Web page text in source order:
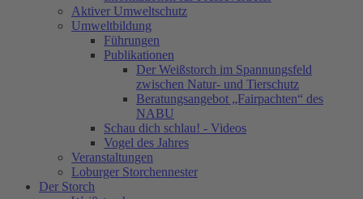
Aktiver Umweltschutz
Umweltbildung
Führungen
Publikationen
Der Weißstorch im Spannungsfeld
zwischen Natur- und Tierschutz
Beratungsangebot „Fairpachten“ des
NABU
Schau dich schlau! - Videos
Vogel des Jahres
Veranstaltungen
Loburger Storchennester
Der Storch